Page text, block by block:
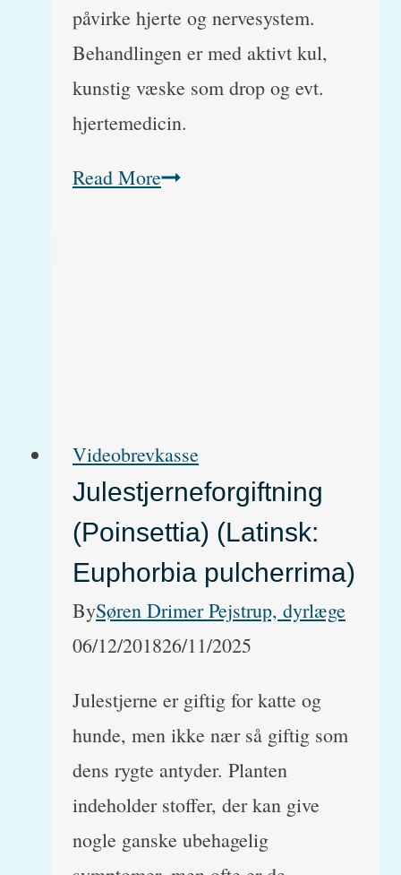
påvirke hjerte og nervesystem.
Behandlingen er med aktivt kul,
kunstig væske som drop og evt.
hjertemedicin.
Read MoreKalanchoe
Videobrevkasse
Julestjerneforgiftning
(Poinsettia) (Latinsk:
Euphorbia pulcherrima)
BySøren Drimer Pejstrup, dyrlæge
06/12/201826/11/2025
Julestjerne er giftig for katte og
hunde, men ikke nær så giftig som
dens rygte antyder. Planten
indeholder stoffer, der kan give
nogle ganske ubehagelig